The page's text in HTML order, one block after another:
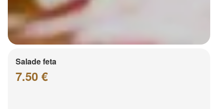
Salade feta
7.50 €